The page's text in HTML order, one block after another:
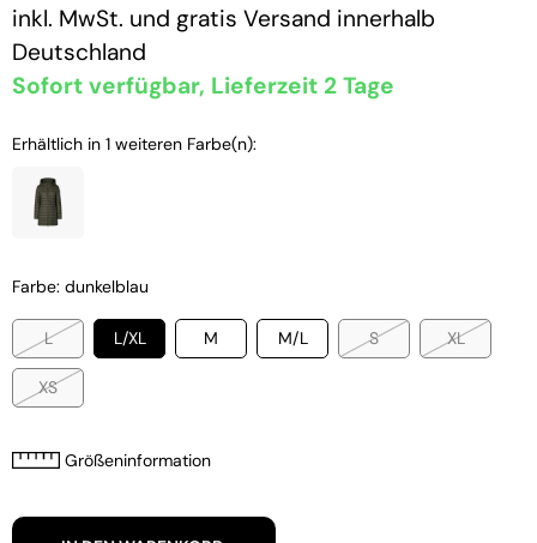
inkl. MwSt. und gratis Versand innerhalb
Deutschland
Sofort verfügbar, Lieferzeit 2 Tage
Erhältlich in 1 weiteren Farbe(n):
Farbe: dunkelblau
L L/XL M M/L S XL
XS
Größeninformation